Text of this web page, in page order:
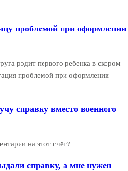
проблемой при оформлении
родит первого ребенка в скором
проблемой при оформлении
справку вместо военного
на этот счёт?
справку, а мне нужен